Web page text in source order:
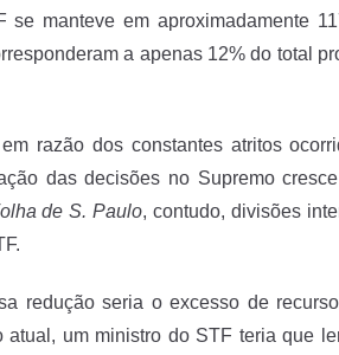
se manteve em aproximadamente
a apenas 12% do total
razão dos constantes atritos
das decisões no Supremo
de S. Paulo, contudo, divisões
redução seria o excesso de
atual, um ministro do STF teria que